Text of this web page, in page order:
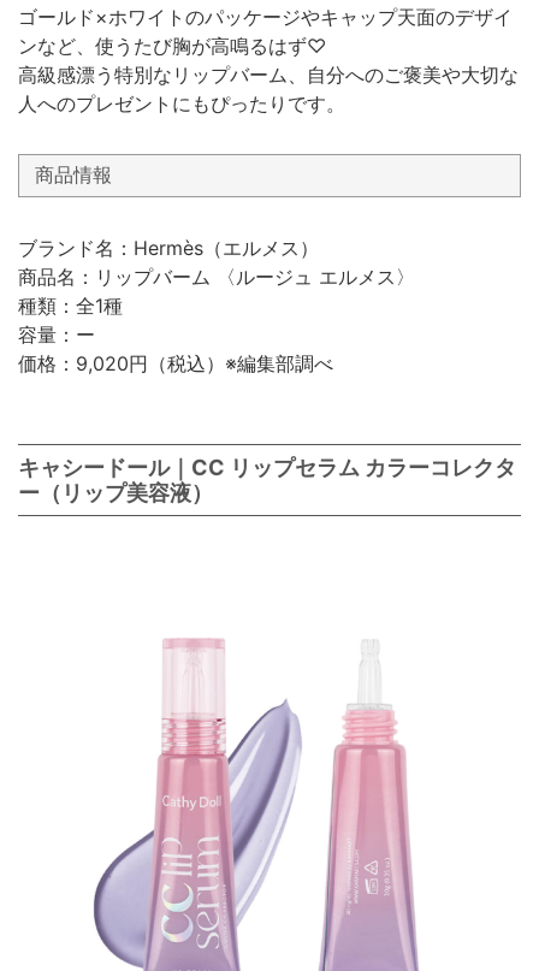
ゴールド×ホワイトのパッケージやキャップ天面のデザイ
ンなど、使うたび胸が高鳴るはず♡
高級感漂う特別なリップバーム、自分へのご褒美や大切な
人へのプレゼントにもぴったりです。
商品情報
ブランド名：Hermès（エルメス）
商品名：リップバーム 〈ルージュ エルメス〉
種類：全1種
容量：ー
価格：9,020円（税込）※編集部調べ
キャシードール｜CC リップセラム カラーコレクタ
ー（リップ美容液）